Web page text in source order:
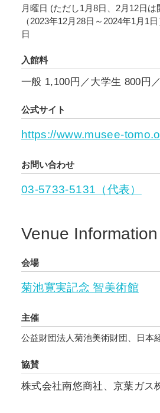
月曜日 (ただし1月8日、2月12日
（2023年12月28日～2024年1月1
日
入館料
一般 1,100円／大学生 800円
公式サイト
https://www.musee-
お問い合わせ
03-5733-5131（代表）
Venue Information
会場
菊池寛実記念 智美術館
主催
公益財団法人菊池美術財団、日本
協賛
株式会社南悠商社、京葉ガス